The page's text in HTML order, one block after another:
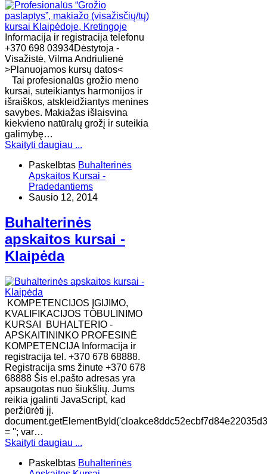
Informacija ir registracija telefonu
+370 698 03934Dėstytoja -
Visažistė, Vilma Andriulienė
>Planuojamos kursų datos<
Tai profesionalūs grožio meno
kursai, suteikiantys harmonijos ir
išraiškos, atskleidžiantys menines
savybes. Makiažas išlaisvina
kiekvieno natūralų grožį ir suteikia
galimybę…
Skaityti daugiau ...
Paskelbtas Buhalterinės
Apskaitos Kursai -
Pradedantiems
Sausio 12, 2014
Buhalterinės
apskaitos kursai -
Klaipėda
KOMPETENCIJOS ĮGIJIMO,
KVALIFIKACIJOS TOBULINIMO
KURSAI BUHALTERIO -
APSKAITININKO PROFESINĖ
KOMPETENCIJA Informacija ir
registracija tel. +370 678 68888.
Registracija sms žinute +370 678
68888 Šis el.pašto adresas yra
apsaugotas nuo šiukšlių. Jums
reikia įgalinti JavaScript, kad
peržiūrėti jį.
= ''; var…
Skaityti daugiau ...
Paskelbtas Buhalterinės